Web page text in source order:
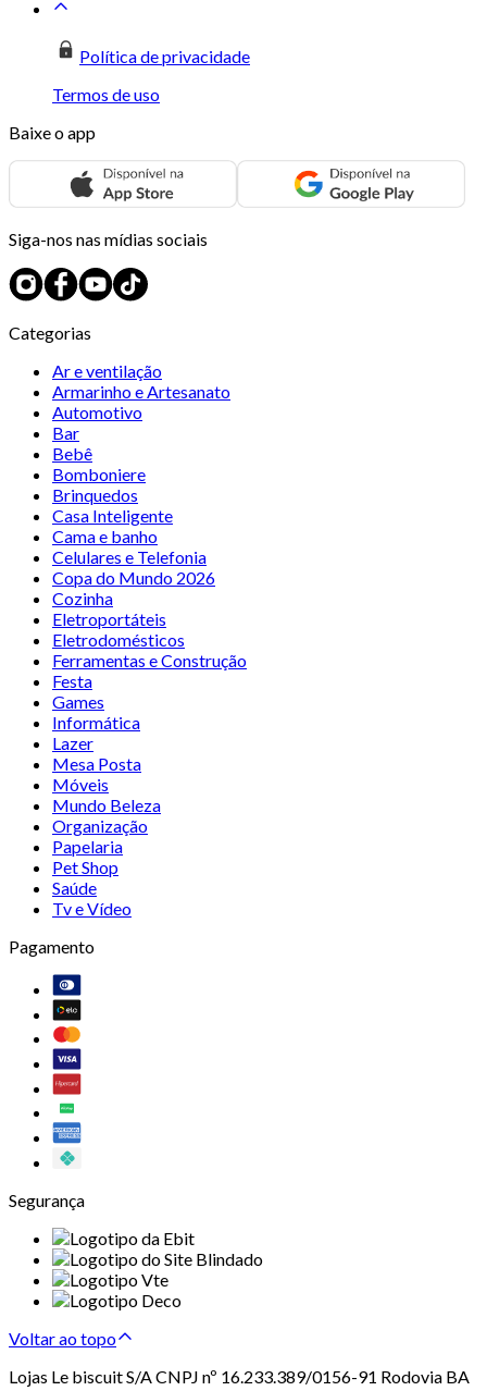
Política de privacidade
Termos de uso
Baixe o app
Siga-nos nas mídias sociais
Categorias
Ar e ventilação
Armarinho e Artesanato
Automotivo
Bar
Bebê
Bomboniere
Brinquedos
Casa Inteligente
Cama e banho
Celulares e Telefonia
Copa do Mundo 2026
Cozinha
Eletroportáteis
Eletrodomésticos
Ferramentas e Construção
Festa
Games
Informática
Lazer
Mesa Posta
Móveis
Mundo Beleza
Organização
Papelaria
Pet Shop
Saúde
Tv e Vídeo
Pagamento
Segurança
Voltar ao topo
Lojas Le biscuit S/A CNPJ nº 16.233.389/0156-91 Rodovia BA